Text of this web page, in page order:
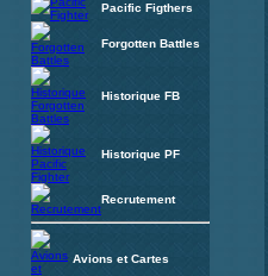
Pacific Figthers
Forgotten Battles
Historique FB
Historique PF
Recrutement
Avions et Cartes